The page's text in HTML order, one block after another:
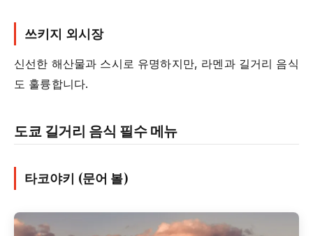
쓰키지 외시장
신선한 해산물과 스시로 유명하지만, 라멘과 길거리 음식
도 훌륭합니다.
도쿄 길거리 음식 필수 메뉴
타코야키 (문어 볼)